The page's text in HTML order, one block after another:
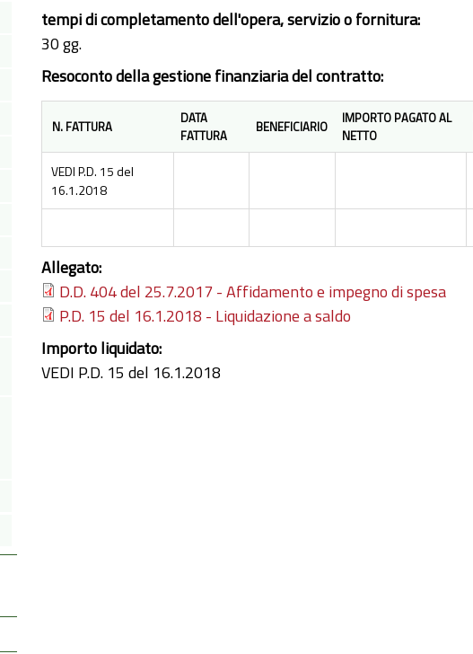
tempi di completamento dell'opera, servizio o fornitura:
30 gg.
Resoconto della gestione finanziaria del contratto:
N. FATTURA
DATA
FATTURA
BENEFICIARIO
IMPORTO PAGATO AL
NETTO
VEDI P.D. 15 del
16.1.2018
Allegato:
D.D. 404 del 25.7.2017 - Affidamento e impegno di spesa
P.D. 15 del 16.1.2018 - Liquidazione a saldo
Importo liquidato:
VEDI P.D. 15 del 16.1.2018